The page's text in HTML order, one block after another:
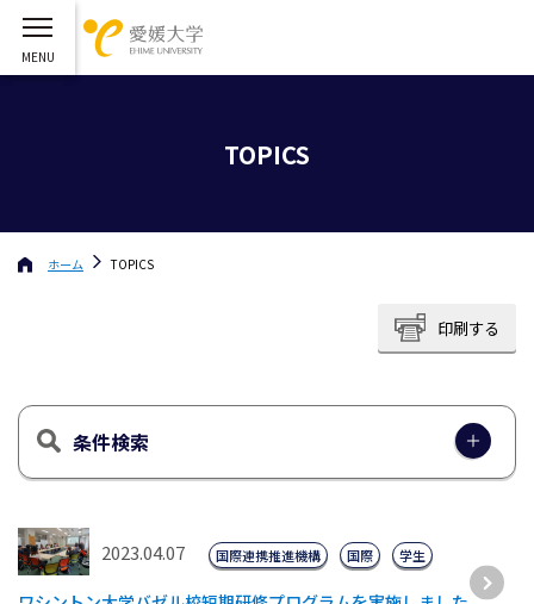
TOPICS
ホーム TOPICS
印刷する
条件検索
2023.04.07 国際連携推進機構 国際 学生